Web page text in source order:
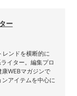
ー
ンドを横断的に
イター。編集プロ
WEBマガジンで
アイテムを中心に